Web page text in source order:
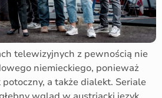
telewizyjnych z pewnością nie
niemieckiego, ponieważ
a także dialekt. Seriale